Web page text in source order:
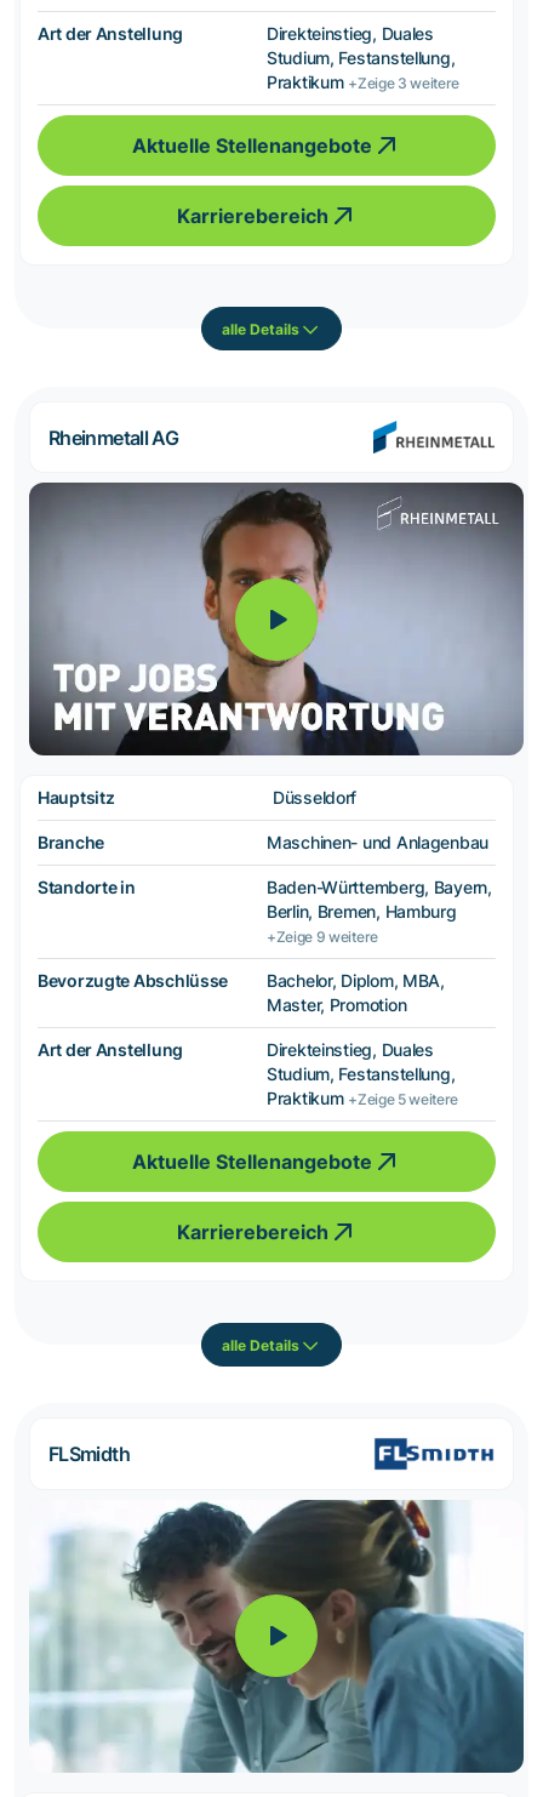
Art der Anstellung
Direkteinstieg, Duales
Studium, Festanstellung,
Praktikum +Zeige 3 weitere
Aktuelle Stellenangebote
Karrierebereich
alle Details
Rheinmetall AG
Hauptsitz Düsseldorf
Branche Maschinen- und Anlagenbau
Standorte in
Baden-Württemberg, Bayern,
Berlin, Bremen, Hamburg
+Zeige 9 weitere
Bevorzugte Abschlüsse
Bachelor, Diplom, MBA,
Master, Promotion
Art der Anstellung
Direkteinstieg, Duales
Studium, Festanstellung,
Praktikum +Zeige 5 weitere
Aktuelle Stellenangebote
Karrierebereich
alle Details
FLSmidth